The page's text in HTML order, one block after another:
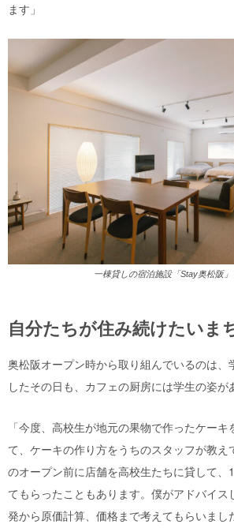
ます」
一棟貸しの宿泊施設「Stay奥松阪
自分たちが住み続けたいま
奥松阪オープン時から取り組んでいるのは、
したその日も、カフェの厨房には学生の姿が
「今度、高校生が地元の果物で作ったケー
て、ケーキの作り方をうちのスタッフが教え
のオープン前に店舗を高校生たちに貸して、
てもらったこともあります。僕がアドバイス
発から原価計算、価格まで考えてもらいまし